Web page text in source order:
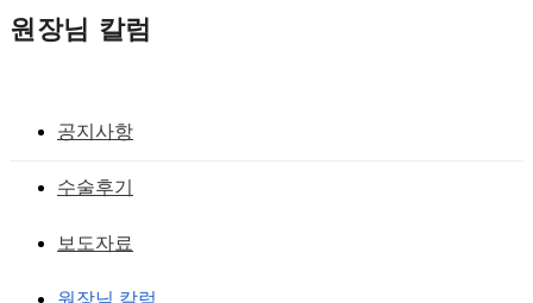
원장님 칼럼
공지사항
수술후기
보도자료
원장님 칼럼
앞트임재건은 어떻게 진행해야 될까요?
황성호 원장 작성일